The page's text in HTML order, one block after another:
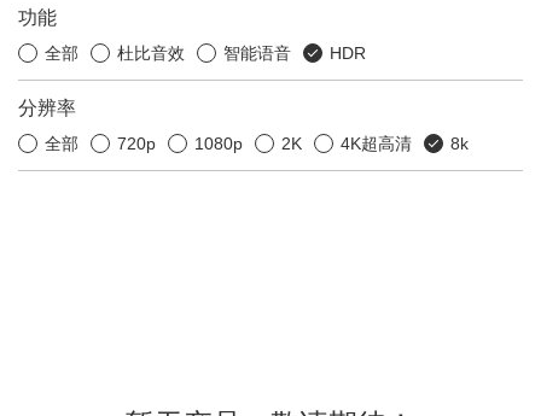
功能
全部 杜比音效 智能语音 HDR
分辨率
全部 720p 1080p 2K 4K超高清 8k